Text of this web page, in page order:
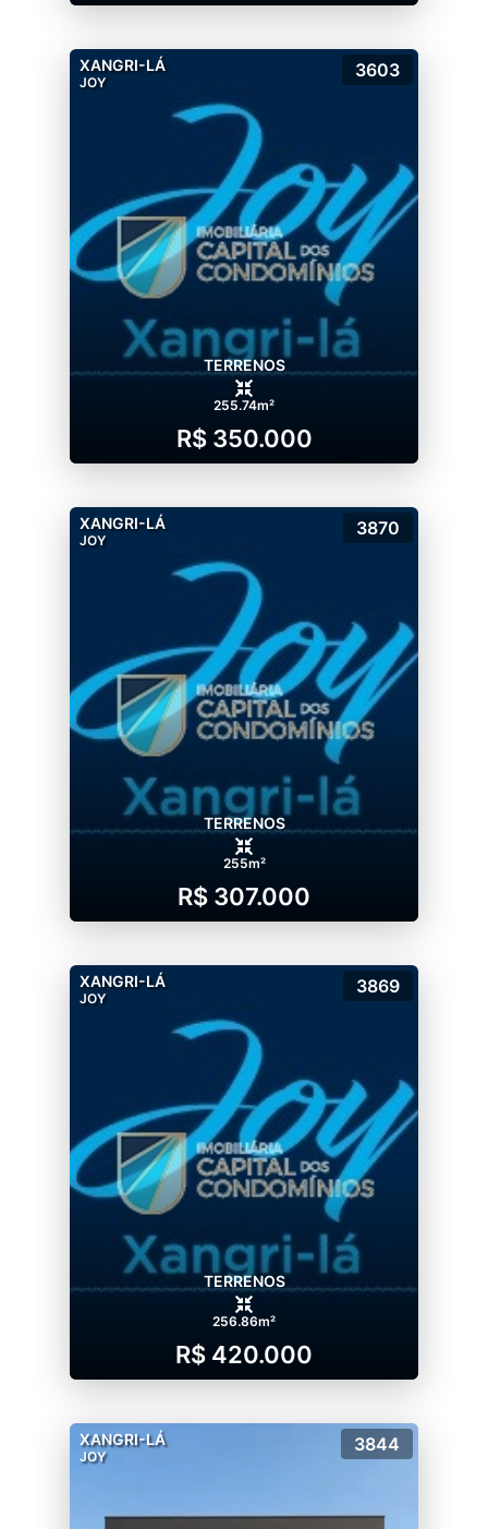
XANGRI-LÁ
JOY
3603
TERRENOS
255.74m²
R$ 350.000
XANGRI-LÁ
JOY
3870
TERRENOS
255m²
R$ 307.000
XANGRI-LÁ
JOY
3869
TERRENOS
256.86m²
R$ 420.000
XANGRI-LÁ
JOY
3844